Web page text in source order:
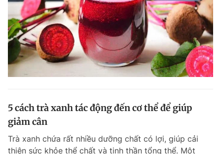
5 cách trà xanh tác động đến cơ thể để giúp
giảm cân
Trà xanh chứa rất nhiều dưỡng chất có lợi, giúp cải
thiện sức khỏe thể chất và tinh thần tổng thể. Một